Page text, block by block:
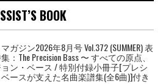
BOOK
ガジン2026年8月号 Vol.372 (SUMMER) 表
：The Precision Bass 〜 すべての原点、
ン・ベース / 特別付録小冊子[プレシ
ースが支えた名曲楽譜集(全6曲)]付き